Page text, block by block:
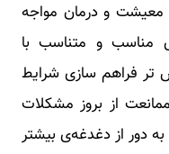
معیشت و درمان مواجه
مناسب و متناسب با
تر فراهم سازی شرایط
از بروز مشکلات
دور از دغدغه‌ی بیشتر